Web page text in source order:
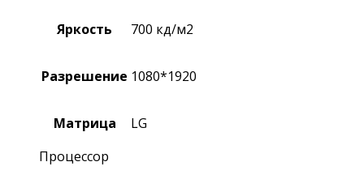
Яркость 700 кд/м2
Разрешение 1080*1920
Матрица
LG
Процессор